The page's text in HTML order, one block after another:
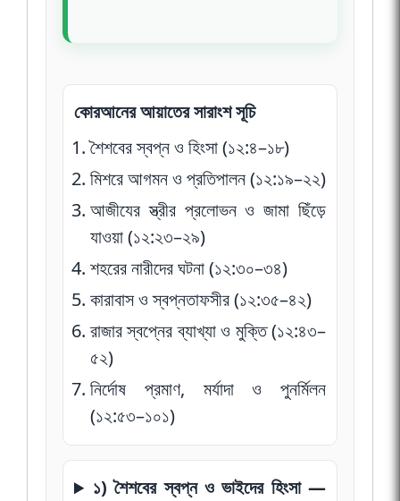
কোরআনের আয়াতের সারাংশ সূচি
শৈশবের স্বপ্ন ও হিংসা (১২:৪–১৮)
মিশরে আগমন ও প্রতিপালন (১২:১৯–২২)
আজীযের স্ত্রীর প্রলোভন ও জামা ছিঁড়ে
যাওয়া (১২:২৩–২৯)
শহরের নারীদের ঘটনা (১২:৩০–৩৪)
কারাবাস ও স্বপ্নতাফসীর (১২:৩৫–৪২)
রাজার স্বপ্নের ব্যাখ্যা ও মুক্তি (১২:৪৩–
৫২)
নির্দোষ প্রমাণ, মর্যাদা ও পুনর্মিলন
(১২:৫৩–১০১)
১) শৈশবের স্বপ্ন ও ভাইদের হিংসা —